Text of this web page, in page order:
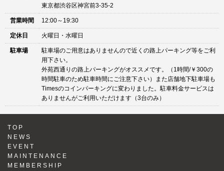
東京都渋谷区神宮前3-35-2
営業時間 12:00～19:30
定休日 火曜日・水曜日
駐車場
駐車場のご用意はありませんので近くの路上パーキング等をご利
用下さい。
外苑西通りの路上パーキングがオススメです。（1時間/￥300の
時間駐車のため駐車時間にご注意下さい）また店舗地下駐車場も
Timesのコインパーキングに変わりました。駐車料金サービスは
ありませんがご利用いただけます（3台のみ）
TOP
NEWS
EVENT
MAINTENANCE
MEMBERSHIP